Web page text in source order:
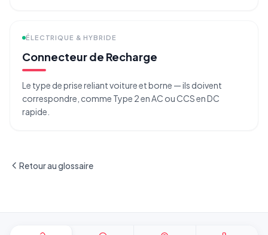
ÉLECTRIQUE & HYBRIDE
Connecteur de Recharge
Le type de prise reliant voiture et borne — ils doivent
correspondre, comme Type 2 en AC ou CCS en DC
rapide.
Retour au glossaire